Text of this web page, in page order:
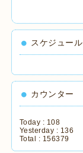
スケジュール
カウンター
Today : 108
Yesterday : 136
Total : 156379